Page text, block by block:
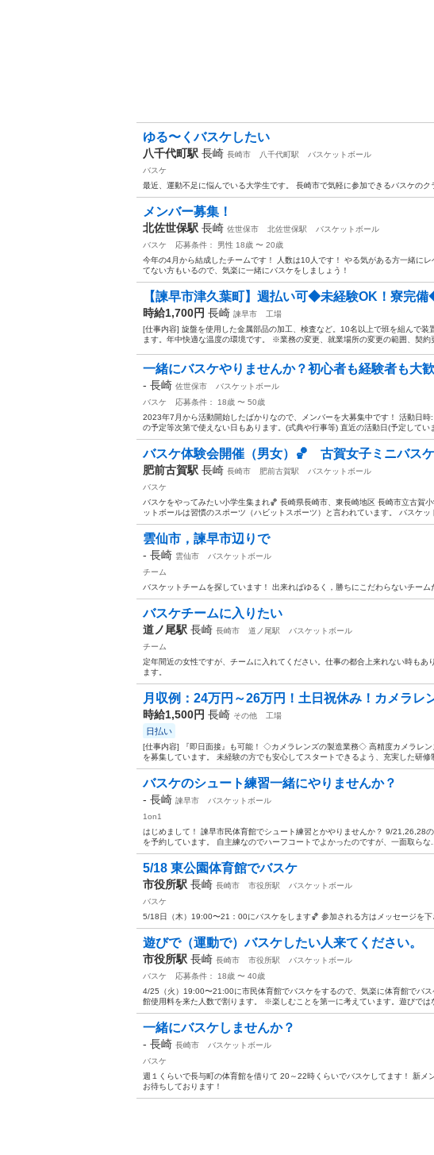
ゆる〜くバスケしたい
八千代町駅 長崎 長崎市 八千代町駅
バスケットボール
バスケ
最近、運動不足に悩んでいる大学生です。 長崎市で気軽に参加できるバスケのク
メンバー募集！
北佐世保駅 長崎 佐世保市 北佐世保駅
バスケットボール
バスケ
応募条件： 男性 18歳 〜 20歳
今年の4月から結成したチームです！ 人数は10人です！ やる気がある方一緒にレ
てない方もいるので、気楽に一緒にバスケをしましょう！
【諫早市津久葉町】週払い可◆未経験OK！寮完
時給1,700円 長崎 諫早市
工場
[仕事内容] 旋盤を使用した金属部品の加工、検査など。10名以上で班を組んで装
ます。年中快適な温度の環境です。 ※業務の変更、就業場所の変更の範囲、契約
一緒にバスケやりませんか？初心者も経験者も大
- 長崎 佐世保市
バスケットボール
バスケ
応募条件： 18歳 〜 50歳
2023年7月から活動開始したばかりなので、メンバーを大募集中です！ 活動
の予定等次第で使えない日もあります。(式典や行事等) 直近の活動日(予定してい
バスケ体験会開催（男女）🏀 古賀女子ミニバス
肥前古賀駅 長崎 長崎市 肥前古賀駅
バスケットボール
バスケ
バスケをやってみたい小学生集まれ🏀 長崎県長崎市、東長崎地区 長崎市立古賀
ットボールは習慣のスポーツ（ハビットスポーツ）と言われています。 バスケッ
雲仙市，諫早市辺りで
- 長崎 雲仙市
バスケットボール
チーム
バスケットチームを探しています！ 出来ればゆるく，勝ちにこだわらないチーム
バスケチームに入りたい
道ノ尾駅 長崎 長崎市 道ノ尾駅
バスケットボール
チーム
定年間近の女性ですが、チームに入れてください。仕事の都合上来れない時もあ
ます。
月収例：24万円～26万円！土日祝休み！カメラレ
時給1,500円 長崎 その他 工場
日払い
[仕事内容] 『即日面接』も可能！ ◇カメラレンズの製造業務◇ 高精度カメラレン
を募集しています。 未経験の方でも安心してスタートできるよう、充実した研修
バスケのシュート練習一緒にやりませんか？
- 長崎 諫早市
バスケットボール
1on1
はじめまして！ 諫早市民体育館でシュート練習とかやりませんか？ 9/21,26,28
を予約しています。 自主練なのでハーフコートでよかったのですが、一面取らな...
5/18 東公園体育館でバスケ
市役所駅 長崎 長崎市 市役所駅
バスケットボール
バスケ
5/18日（木）19:00〜21：00にバスケをします🏀 参加される方はメッセージを下
遊びで（運動で）バスケしたい人来てください。
市役所駅 長崎 長崎市 市役所駅
バスケットボール
バスケ
応募条件： 18歳 〜 40歳
4/25（火）19:00〜21:00に市民体育館でバスケをするので、気楽に体育館でバ
館使用料を来た人数で割ります。 ※楽しむことを第一に考えています。遊びでは
一緒にバスケしませんか？
- 長崎 長崎市
バスケットボール
バスケ
週１くらいで長与町の体育館を借りて 20～22時くらいでバスケしてます！ 新メ
お待ちしております！